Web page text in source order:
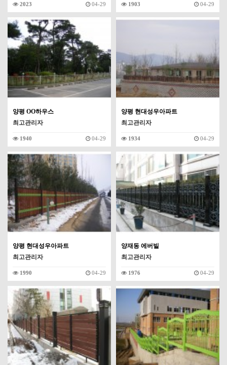
2023 04-29 1903 04-29
양평 OO하우스
최고관리자
1940 04-29
양평 현대성우아파트
최고관리자
1934 04-29
양평 현대성우아파트
최고관리자
1990 04-29
양재동 에버빌
최고관리자
1976 04-29